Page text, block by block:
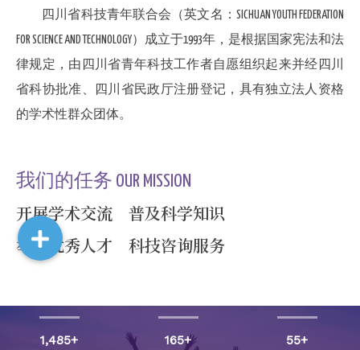
四川省科技青年联合会（英文名：SICHUAN YOUTH FEDERATION
FOR SCIENCE AND TECHNOLOGY）成立于1993年，是根据国家宪法和法
律规定，由四川省青年科技工作者自愿组织起来并经四川
省科协批准、四川省民政厅注册登记，具有独立法人资格
的学术性群众团体。
我们的任务 OUR MISSION
开展学术交流 普及科学知识
举荐优秀人才 科技咨询服务
1,485+ 165+ 55+